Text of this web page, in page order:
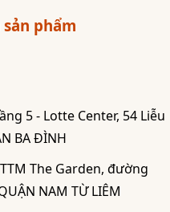
phẩm
5 - Lotte Center, 54 Liễu
BA ĐÌNH
The Garden, đường
NAM TỪ LIÊM